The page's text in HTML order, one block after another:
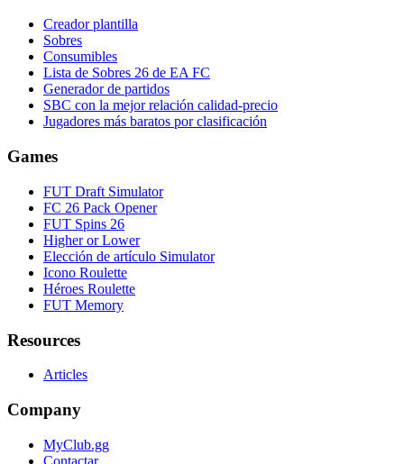
Creador plantilla
Sobres
Consumibles
Lista de Sobres 26 de EA FC
Generador de partidos
SBC con la mejor relación calidad-precio
Jugadores más baratos por clasificación
Games
FUT Draft Simulator
FC 26 Pack Opener
FUT Spins 26
Higher or Lower
Elección de artículo Simulator
Icono Roulette
Héroes Roulette
FUT Memory
Resources
Articles
Company
MyClub.gg
Contactar